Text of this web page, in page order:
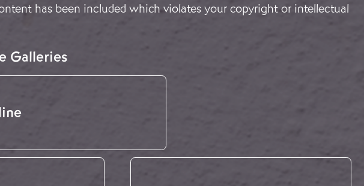
has been included which violates your copyright or intellectual
Galleries